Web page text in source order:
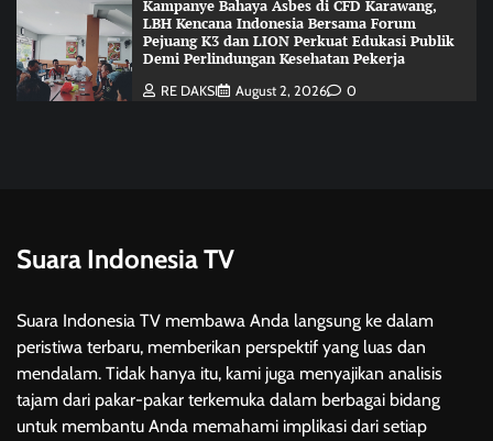
Kampanye Bahaya Asbes di CFD Karawang,
LBH Kencana Indonesia Bersama Forum
Pejuang K3 dan LION Perkuat Edukasi Publik
Demi Perlindungan Kesehatan Pekerja
RE DAKSI August 2, 2026 0
Suara Indonesia TV
Suara Indonesia TV membawa Anda langsung ke dalam
peristiwa terbaru, memberikan perspektif yang luas dan
mendalam. Tidak hanya itu, kami juga menyajikan analisis
tajam dari pakar-pakar terkemuka dalam berbagai bidang
untuk membantu Anda memahami implikasi dari setiap